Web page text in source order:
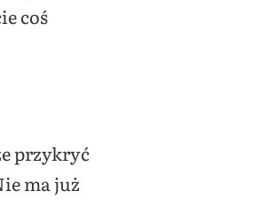
coś
przykryć
ma już